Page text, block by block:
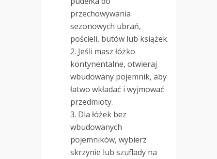
przechowywania
sezonowych ubrań,
pościeli, butów lub książek.
Jeśli masz łóżko
kontynentalne, otwieraj
wbudowany pojemnik, aby
łatwo wkładać i wyjmować
przedmioty.
Dla łóżek bez
wbudowanych
pojemników, wybierz
skrzynie lub szuflady na